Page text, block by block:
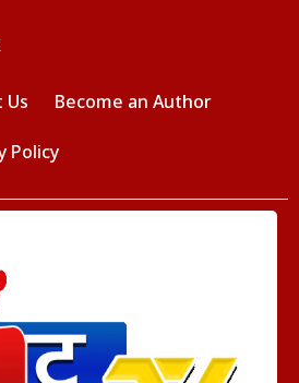
Us Become an Author
Policy